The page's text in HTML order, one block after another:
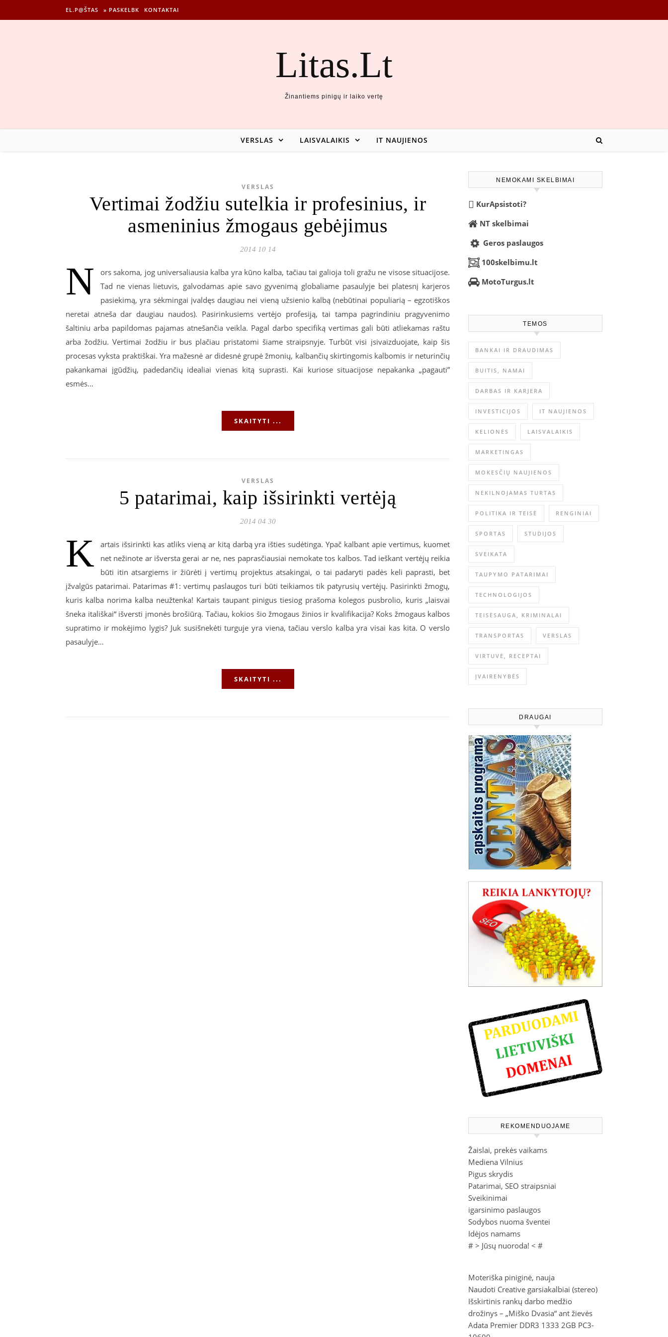
EL.P@ŠTAS » PASKELBK KONTAKTAI
Litas.Lt
Žinantiems pinigų ir laiko vertę
VERSLAS LAISVALAIKIS IT NAUJIENOS
VERSLAS
Vertimai žodžiu sutelkia ir profesinius, ir
asmeninius žmogaus gebėjimus
2014 10 14
N
ors sakoma, jog universaliausia kalba yra kūno kalba, tačiau tai galioja toli gražu ne visose situacijose.
Tad ne vienas lietuvis, galvodamas apie savo gyvenimą globaliame pasaulyje bei platesnį karjeros
pasiekimą, yra sėkmingai įvaldęs daugiau nei vieną užsienio kalbą (nebūtinai populiarią – egzotiškos
neretai atneša dar daugiau naudos). Pasirinkusiems vertėjo profesiją, tai tampa pagrindiniu pragyvenimo
šaltiniu arba papildomas pajamas atnešančia veikla. Pagal darbo specifiką vertimas gali būti atliekamas raštu
arba žodžiu. Vertimai žodžiu ir bus plačiau pristatomi šiame straipsnyje. Turbūt visi įsivaizduojate, kaip šis
procesas vyksta praktiškai. Yra mažesnė ar didesnė grupė žmonių, kalbančių skirtingomis kalbomis ir neturinčių
pakankamai įgūdžių, padedančių idealiai vienas kitą suprasti. Kai kuriose situacijose nepakanka „pagauti”
esmės…
SKAITYTI ...
VERSLAS
5 patarimai, kaip išsirinkti vertėją
2014 04 30
K
artais išsirinkti kas atliks vieną ar kitą darbą yra išties sudėtinga. Ypač kalbant apie vertimus, kuomet
net nežinote ar išversta gerai ar ne, nes paprasčiausiai nemokate tos kalbos. Tad ieškant vertėjų reikia
būti itin atsargiems ir žiūrėti į vertimų projektus atsakingai, o tai padaryti padės keli paprasti, bet
įžvalgūs patarimai. Patarimas #1: vertimų paslaugos turi būti teikiamos tik patyrusių vertėjų. Pasirinkti žmogų,
kuris kalba norima kalba neužtenka! Kartais taupant pinigus tiesiog prašoma kolegos pusbrolio, kuris „laisvai
šneka itališkai“ išversti įmonės brošiūrą. Tačiau, kokios šio žmogaus žinios ir kvalifikacija? Koks žmogaus kalbos
supratimo ir mokėjimo lygis? Juk susišnekėti turguje yra viena, tačiau verslo kalba yra visai kas kita. O verslo
pasaulyje…
SKAITYTI ...
NEMOKAMI SKELBIMAI
KurApsistoti?
NT skelbimai
Geros paslaugos
100skelbimu.lt
MotoTurgus.lt
TEMOS
BANKAI IR DRAUDIMAS
BUITIS, NAMAI
DARBAS IR KARJERA
INVESTICIJOS IT NAUJIENOS
KELIONĖS LAISVALAIKIS
MARKETINGAS
MOKESČIŲ NAUJIENOS
NEKILNOJAMAS TURTAS
POLITIKA IR TEISĖ RENGINIAI
SPORTAS STUDIJOS
SVEIKATA
TAUPYMO PATARIMAI
TECHNOLOGIJOS
TEISĖSAUGA, KRIMINALAI
TRANSPORTAS VERSLAS
VIRTUVĖ, RECEPTAI
ĮVAIRENYBĖS
DRAUGAI
REKOMENDUOJAME
Žaislai, prekės vaikams
Mediena Vilnius
Pigus skrydis
Patarimai, SEO straipsniai
Sveikinimai
igarsinimo paslaugos
Sodybos nuoma šventei
Idėjos namams
# > Jūsų nuoroda! < #
Moteriška piniginė, nauja
Naudoti Creative garsiakalbiai (stereo)
Išskirtinis rankų darbo medžio
drožinys – „Miško Dvasia“ ant žievės
Adata Premier DDR3 1333 2GB PC3-